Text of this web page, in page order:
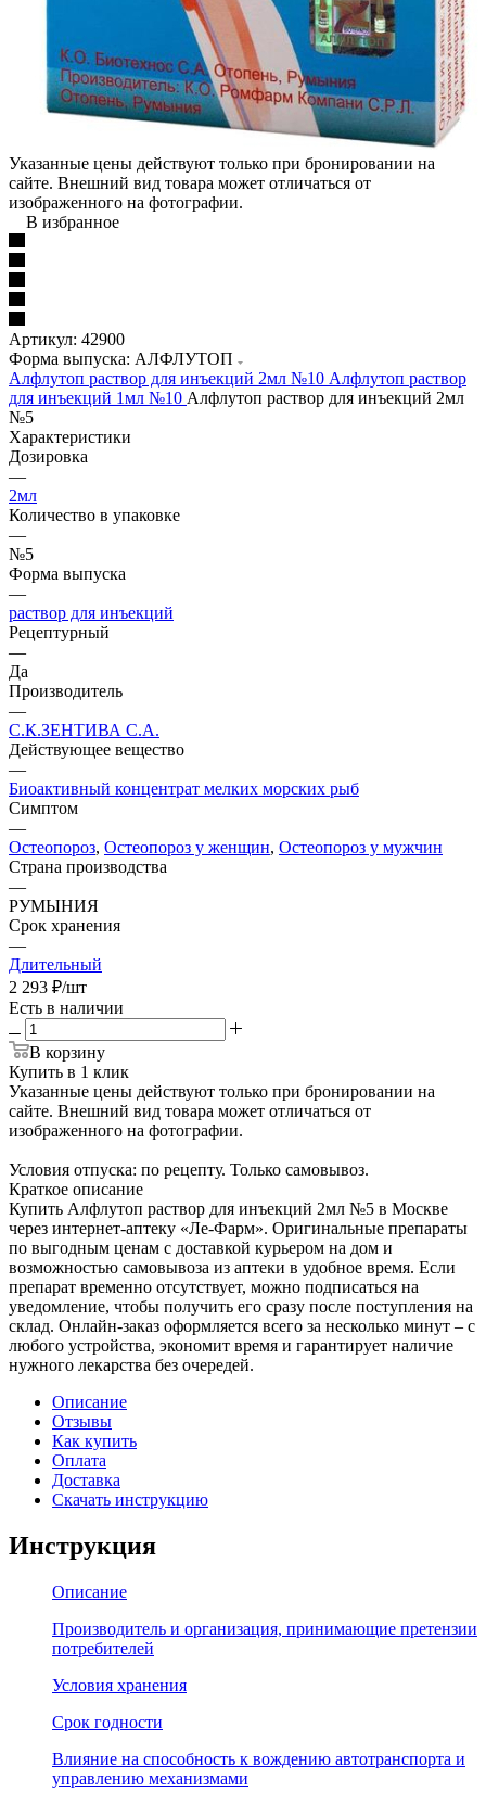
Указанные цены действуют только при бронировании на
сайте. Внешний вид товара может отличаться от
изображенного на фотографии.
В избранное
Артикул: 42900
Форма выпуска: АЛФЛУТОП
Алфлутоп раствор для инъекций 2мл №10 Алфлутоп раствор
для инъекций 1мл №10 Алфлутоп раствор для инъекций 2мл
№5
Характеристики
Дозировка
—
2мл
Количество в упаковке
—
№5
Форма выпуска
—
раствор для инъекций
Рецептурный
—
Да
Производитель
—
С.К.ЗЕНТИВА С.А.
Действующее вещество
—
Биоактивный концентрат мелких морских рыб
Симптом
—
Остеопороз, Остеопороз у женщин, Остеопороз у мужчин
Страна производства
—
РУМЫНИЯ
Срок хранения
—
Длительный
2 293 ₽/шт
Есть в наличии
В корзину
Купить в 1 клик
Указанные цены действуют только при бронировании на
сайте. Внешний вид товара может отличаться от
изображенного на фотографии.
Условия отпуска: по рецепту. Только самовывоз.
Краткое описание
Купить Алфлутоп раствор для инъекций 2мл №5 в Москве
через интернет-аптеку «Ле-Фарм». Оригинальные препараты
по выгодным ценам с доставкой курьером на дом и
возможностью самовывоза из аптеки в удобное время. Если
препарат временно отсутствует, можно подписаться на
уведомление, чтобы получить его сразу после поступления на
склад. Онлайн-заказ оформляется всего за несколько минут – с
любого устройства, экономит время и гарантирует наличие
нужного лекарства без очередей.
Описание
Отзывы
Как купить
Оплата
Доставка
Скачать инструкцию
Инструкция
Описание
Производитель и организация, принимающие претензии
потребителей
Условия хранения
Срок годности
Влияние на способность к вождению автотранспорта и
управлению механизмами